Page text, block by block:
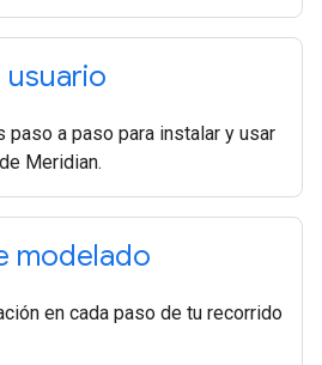
usuario
paso a paso para instalar y usar
Meridian.
modelado
en cada paso de tu recorrido